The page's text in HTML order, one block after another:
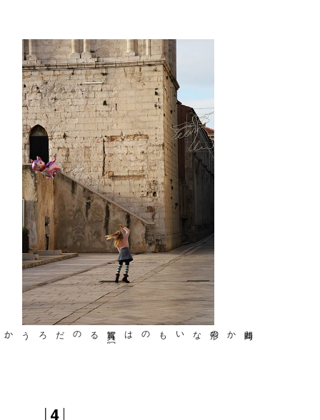
時間とか
形のないものは
写真に
写
るのだろうか
。